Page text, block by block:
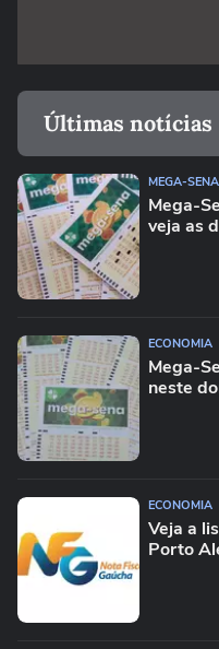
Últimas notícias
MEGA-SENA
Mega-
veja as
ECONOMIA
Mega-
neste
ECONOMIA
Veja a
Porto